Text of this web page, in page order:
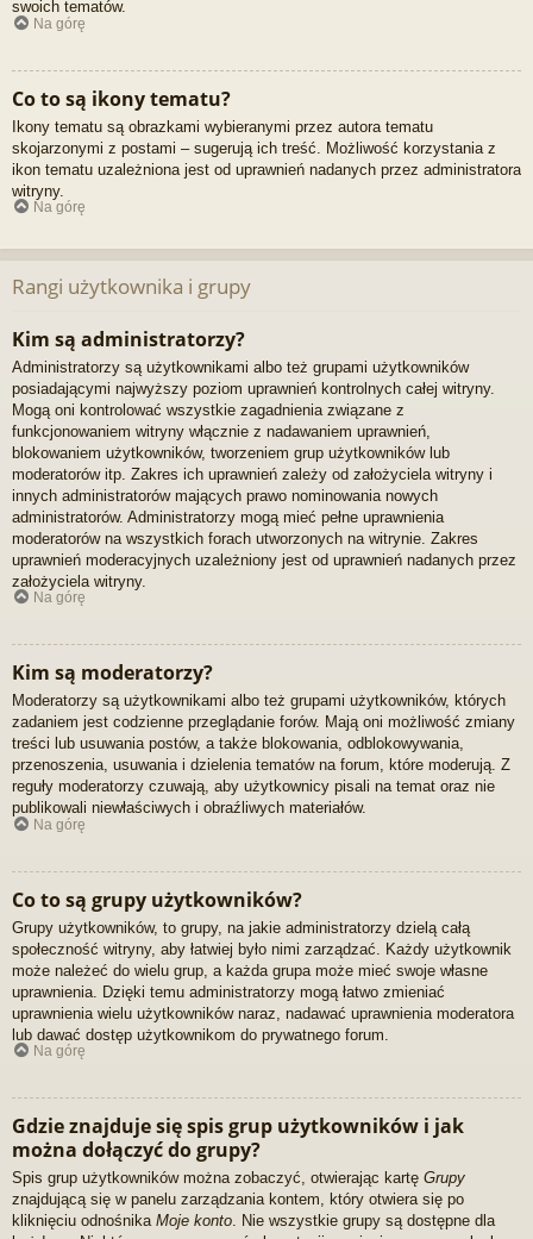
swoich tematów.
Na górę
Co to są ikony tematu?
Ikony tematu są obrazkami wybieranymi przez autora tematu
skojarzonymi z postami – sugerują ich treść. Możliwość korzystania z
ikon tematu uzależniona jest od uprawnień nadanych przez administratora
witryny.
Na górę
Rangi użytkownika i grupy
Kim są administratorzy?
Administratorzy są użytkownikami albo też grupami użytkowników
posiadającymi najwyższy poziom uprawnień kontrolnych całej witryny.
Mogą oni kontrolować wszystkie zagadnienia związane z
funkcjonowaniem witryny włącznie z nadawaniem uprawnień,
blokowaniem użytkowników, tworzeniem grup użytkowników lub
moderatorów itp. Zakres ich uprawnień zależy od założyciela witryny i
innych administratorów mających prawo nominowania nowych
administratorów. Administratorzy mogą mieć pełne uprawnienia
moderatorów na wszystkich forach utworzonych na witrynie. Zakres
uprawnień moderacyjnych uzależniony jest od uprawnień nadanych przez
założyciela witryny.
Na górę
Kim są moderatorzy?
Moderatorzy są użytkownikami albo też grupami użytkowników, których
zadaniem jest codzienne przeglądanie forów. Mają oni możliwość zmiany
treści lub usuwania postów, a także blokowania, odblokowywania,
przenoszenia, usuwania i dzielenia tematów na forum, które moderują. Z
reguły moderatorzy czuwają, aby użytkownicy pisali na temat oraz nie
publikowali niewłaściwych i obraźliwych materiałów.
Na górę
Co to są grupy użytkowników?
Grupy użytkowników, to grupy, na jakie administratorzy dzielą całą
społeczność witryny, aby łatwiej było nimi zarządzać. Każdy użytkownik
może należeć do wielu grup, a każda grupa może mieć swoje własne
uprawnienia. Dzięki temu administratorzy mogą łatwo zmieniać
uprawnienia wielu użytkowników naraz, nadawać uprawnienia moderatora
lub dawać dostęp użytkownikom do prywatnego forum.
Na górę
Gdzie znajduje się spis grup użytkowników i jak
można dołączyć do grupy?
Spis grup użytkowników można zobaczyć, otwierając kartę Grupy
znajdującą się w panelu zarządzania kontem, który otwiera się po
kliknięciu odnośnika Moje konto. Nie wszystkie grupy są dostępne dla